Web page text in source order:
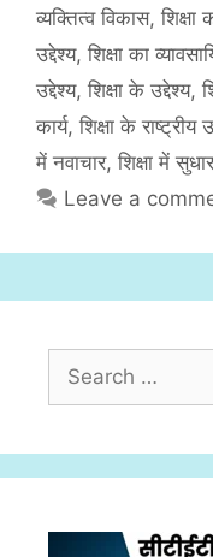
r
i
s
व्यक्तित्व विकास, शिक्षा
उद्देश्य, शिक्षा का
उद्देश्य, शिक्षा के उद्देश्य,
कार्य, शिक्षा के राष्ट्रीय
में नवाचार, शिक्षा में सुधार
Leave a
r
c